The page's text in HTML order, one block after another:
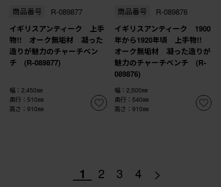
商品番号 R-089877
イギリスアンティーク 上手
物!! オーク無垢材 凝った
造りが魅力のチャーチベン
チ (R-089877)
幅：2,450㎜
奥行：510㎜
高さ：910㎜
商品番号 R-089876
イギリスアンティーク 1900
年から1920年頃 上手物!!
オーク無垢材 凝った造りが
魅力のチャーチベンチ (R-
089876)
幅：2,500㎜
奥行：540㎜
高さ：910㎜
1 2 3 4 >